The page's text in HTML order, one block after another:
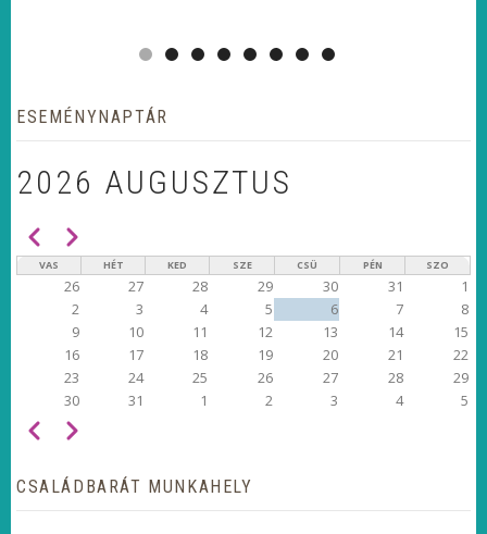
ESEMÉNYNAPTÁR
2026 AUGUSZTUS
OLDALSZÁMOZÁS
Előző Következő
VAS HÉT KED SZE CSÜ PÉN SZO
26 27 28 29 30 31
1
2
3 4 5 6 7
8
9
10 11 12 13 14
15
16
17 18 19 20 21
22
23
24 25 26 27 28
29
30
31 1 2 3 4 5
OLDALSZÁMOZÁS
Előző Következő
CSALÁDBARÁT MUNKAHELY